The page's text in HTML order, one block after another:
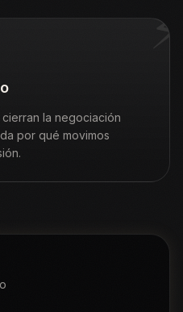
⚡
la negociación
por qué movimos